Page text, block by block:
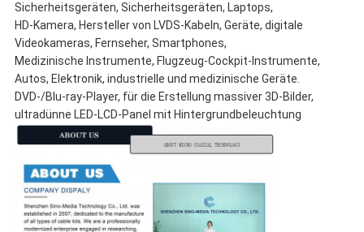
Sicherheitsgeräten, Sicherheitsgeräten, Laptops,
HD-Kamera, Hersteller von LVDS-Kabeln, Geräte, digitale
Videokameras, Fernseher, Smartphones,
Medizinische Instrumente, Flugzeug-Cockpit-Instrumente,
Autos, Elektronik, industrielle und medizinische Geräte.
DVD-/Blu-ray-Player, für die Erstellung massiver 3D-Bilder,
ultradünne LED-LCD-Panel mit Hintergrundbeleuchtung